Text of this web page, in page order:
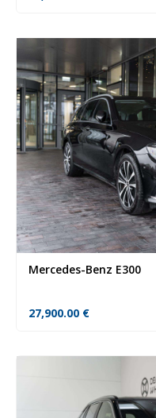
Mercedes-Benz E300
27,900.00 €